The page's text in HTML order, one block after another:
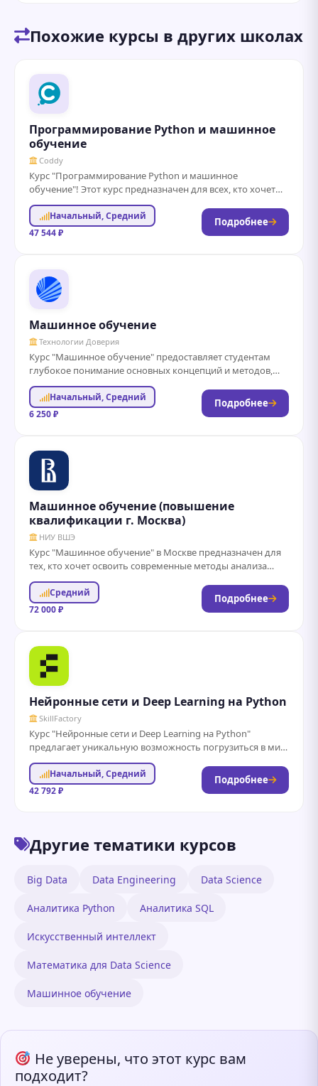
Похожие курсы в других школах
Программирование Python и машинное
обучение
Coddy
Курс "Программирование Python и машинное
обучение"! Этот курс предназначен для всех, кто хочет
освоить основы программирования на Python и
погрузиться...
Начальный, Средний
47 544 ₽
Подробнее
Машинное обучение
Технологии Доверия
Курс "Машинное обучение" предоставляет студентам
глубокое понимание основных концепций и методов,
используемых в современной области искусственного
интеллекта. Вы научитесь разрабатывать...
Начальный, Средний
6 250 ₽
Подробнее
Машинное обучение (повышение
квалификации г. Москва)
НИУ ВШЭ
Курс "Машинное обучение" в Москве предназначен для
тех, кто хочет освоить современные методы анализа
данных и создания интеллектуальных систем. В...
Средний
72 000 ₽
Подробнее
Нейронные сети и Deep Learning на Python
SkillFactory
Курс "Нейронные сети и Deep Learning на Python"
предлагает уникальную возможность погрузиться в мир
современных технологий машинного обучения. Вы
изучите...
Начальный, Средний
42 792 ₽
Подробнее
Другие тематики курсов
Big Data Data Engineering Data Science
Аналитика Python Аналитика SQL
Искусственный интеллект
Математика для Data Science
Машинное обучение
Не уверены, что этот курс вам
подходит?